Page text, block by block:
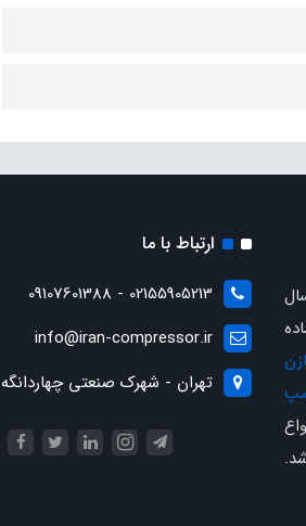
17 سال
ارتباط با ما
02155905213 - 09107601388
info@iran-compressor.ir
تهران - شهرک صنعتی چهاردانگه